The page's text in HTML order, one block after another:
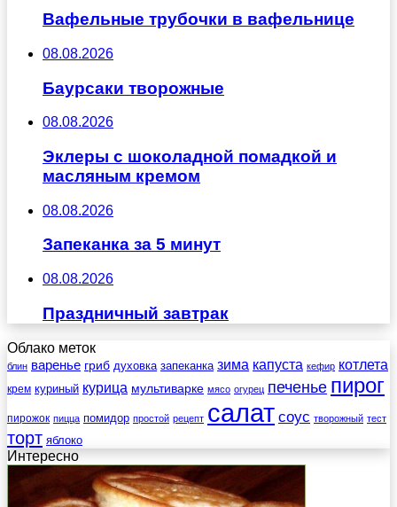
Вафельные трубочки в вафельнице
08.08.2026
Баурсаки творожные
08.08.2026
Эклеры с шоколадной помадкой и
масляным кремом
08.08.2026
Запеканка за 5 минут
08.08.2026
Праздничный завтрак
Облако меток
блин варенье гриб духовка запеканка зима капуста кефир котлета
крем куриный курица мультиварке мясо огурец печенье пирог
пирожок пицца помидор простой рецепт салат соус творожный тест
торт яблоко
Интересно